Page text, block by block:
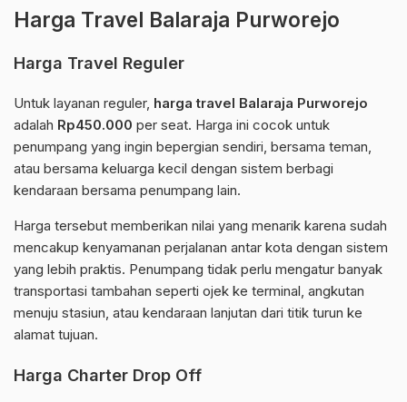
Harga Travel Balaraja Purworejo
Harga Travel Reguler
Untuk layanan reguler, harga travel Balaraja Purworejo
adalah Rp450.000 per seat. Harga ini cocok untuk
penumpang yang ingin bepergian sendiri, bersama teman,
atau bersama keluarga kecil dengan sistem berbagi
kendaraan bersama penumpang lain.
Harga tersebut memberikan nilai yang menarik karena sudah
mencakup kenyamanan perjalanan antar kota dengan sistem
yang lebih praktis. Penumpang tidak perlu mengatur banyak
transportasi tambahan seperti ojek ke terminal, angkutan
menuju stasiun, atau kendaraan lanjutan dari titik turun ke
alamat tujuan.
Harga Charter Drop Off